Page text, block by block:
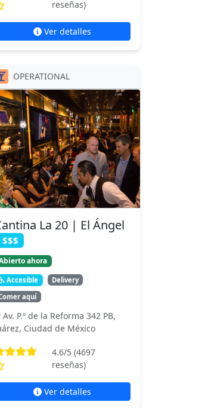
reseñas)
Ver detalles
OPERATIONAL
La 20 | El Ángel
$$$
ahora
Accesible
Delivery
aquí
Av. P.º de la Reforma 342 PB,
Ciudad de México
4.6/5 (4697
reseñas)
Ver detalles